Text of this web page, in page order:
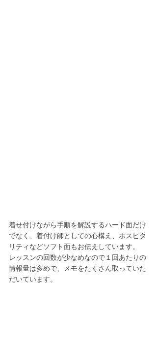
着せ付けながら手順を解説するハード面だけ
でなく、着付け師としての心構え、ホスピタ
リティなどソフト面もお伝えしています。
レッスンの回数が少なめなので１回あたりの
情報量は多めで、メモをたくさん取っていた
だいています。